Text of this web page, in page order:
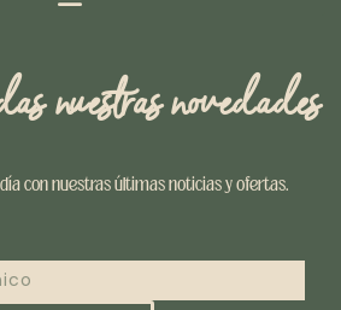
nuestras novedades
con nuestras últimas noticias y ofertas.